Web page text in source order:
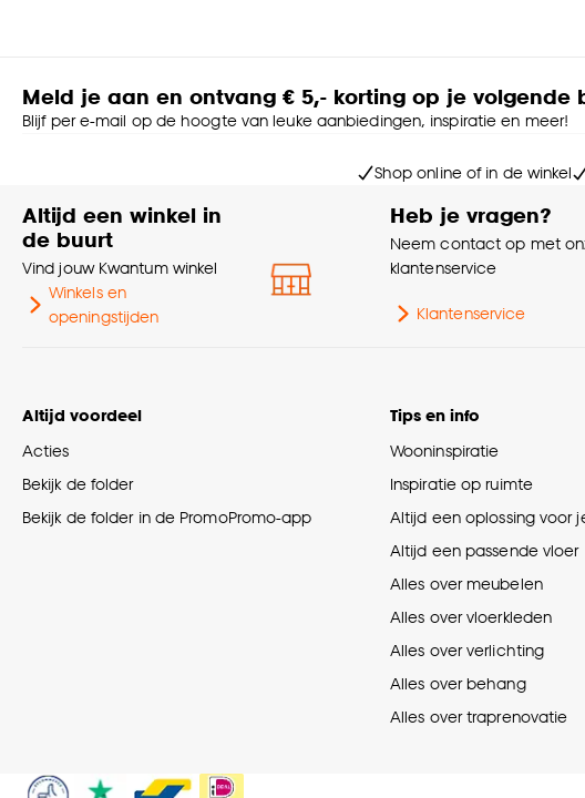
Meld je aan en ontvang € 5,- korting op je volgende
Blijf per e-mail op de hoogte van leuke aanbiedingen, inspiratie en meer!
Shop online of in de winkel
Altijd een winkel in
de buurt
Vind jouw Kwantum winkel
Winkels en
openingstijden
Heb je vragen?
Neem contact op met
klantenservice
Klantenservice
Altijd voordeel
Acties
Bekijk de folder
Bekijk de folder in de PromoPromo-app
Tips en info
Wooninspiratie
Inspiratie op ruimte
Altijd een oplossing voor
Altijd een passende vloer
Alles over meubelen
Alles over vloerkleden
Alles over verlichting
Alles over behang
Alles over traprenovatie